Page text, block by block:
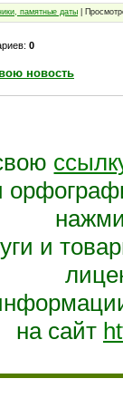
памятные даты |
0
новость
и
на сайт